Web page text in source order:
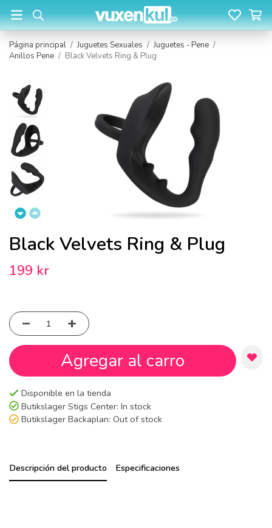
Página principal / Juguetes Sexuales / Juguetes - Pene /
Anillos Pene / Black Velvets Ring & Plug
Black Velvets Ring & Plug
199 kr
Agregar al carro
Disponible en la tienda
Butikslager Stigs Center: In stock
Butikslager Backaplan: Out of stock
Descripción del producto Especificaciones